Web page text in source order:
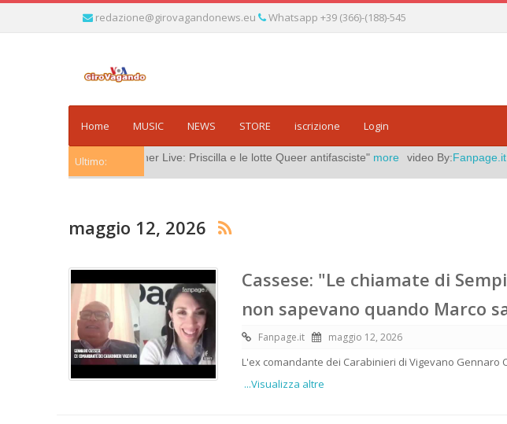
redazione@girovagandonews.eu Whatsapp +39 (366)-(188)-545
Home MUSIC NEWS STORE iscrizione Login
Ultimo:
Live: Priscilla e le lotte Queer antifasciste" more video By:Fanpage.it Pubblicato il:agosto 07,
maggio 12, 2026
Cassese: "Le chiamate di
non sapevano quando Marco
Fanpage.it maggio 12, 2026
L'ex comandante dei Carabinieri di Vigevano Gennaro
...Visualizza altre